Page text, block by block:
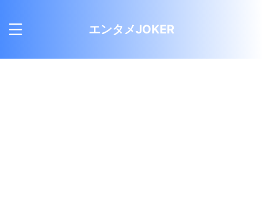
エンタメJOKER